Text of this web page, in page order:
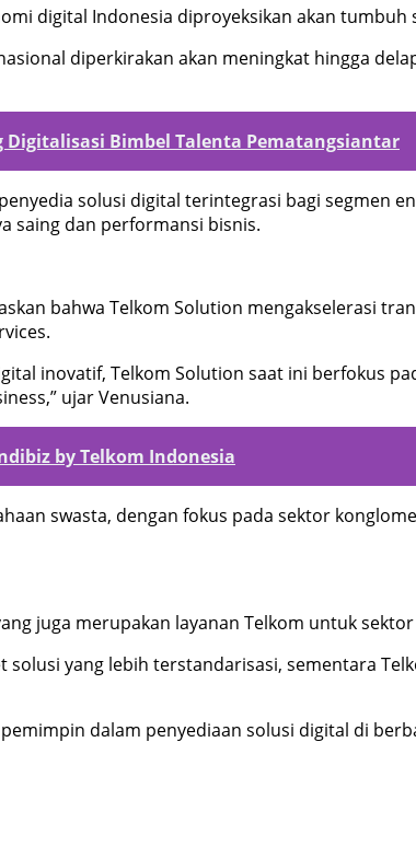
digital Indonesia diproyeksikan akan
diperkirakan akan meningkat hingga
Bimbel Talenta Pematangsiantar
solusi digital terintegrasi bagi segmen
saing dan performansi bisnis.
bahwa Telkom Solution mengakselerasi
inovatif, Telkom Solution saat ini berfokus
ujar Venusiana.
by Telkom Indonesia
swasta, dengan fokus pada sektor
juga merupakan layanan Telkom untuk
yang lebih terstandarisasi, sementara
dalam penyediaan solusi digital di